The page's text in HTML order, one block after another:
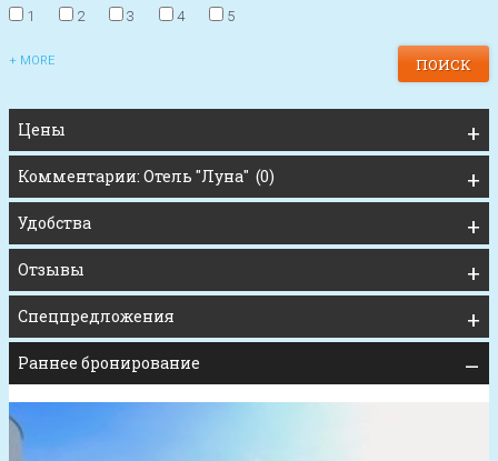
1 2 3 4 5
+ MORE
Цены
Комментарии: Отель "Луна" (0)
Удобства
Отзывы
Спецпредложения
Раннее бронирование